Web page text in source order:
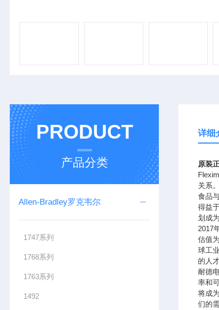
PRODUCT
产品分类
Allen-Bradley罗克韦尔
1747系列
1768系列
1763系列
1492
详细
原装
关系
食品
得益
划成
2017
估值
球工
的人
耐德
率和
将成
们的